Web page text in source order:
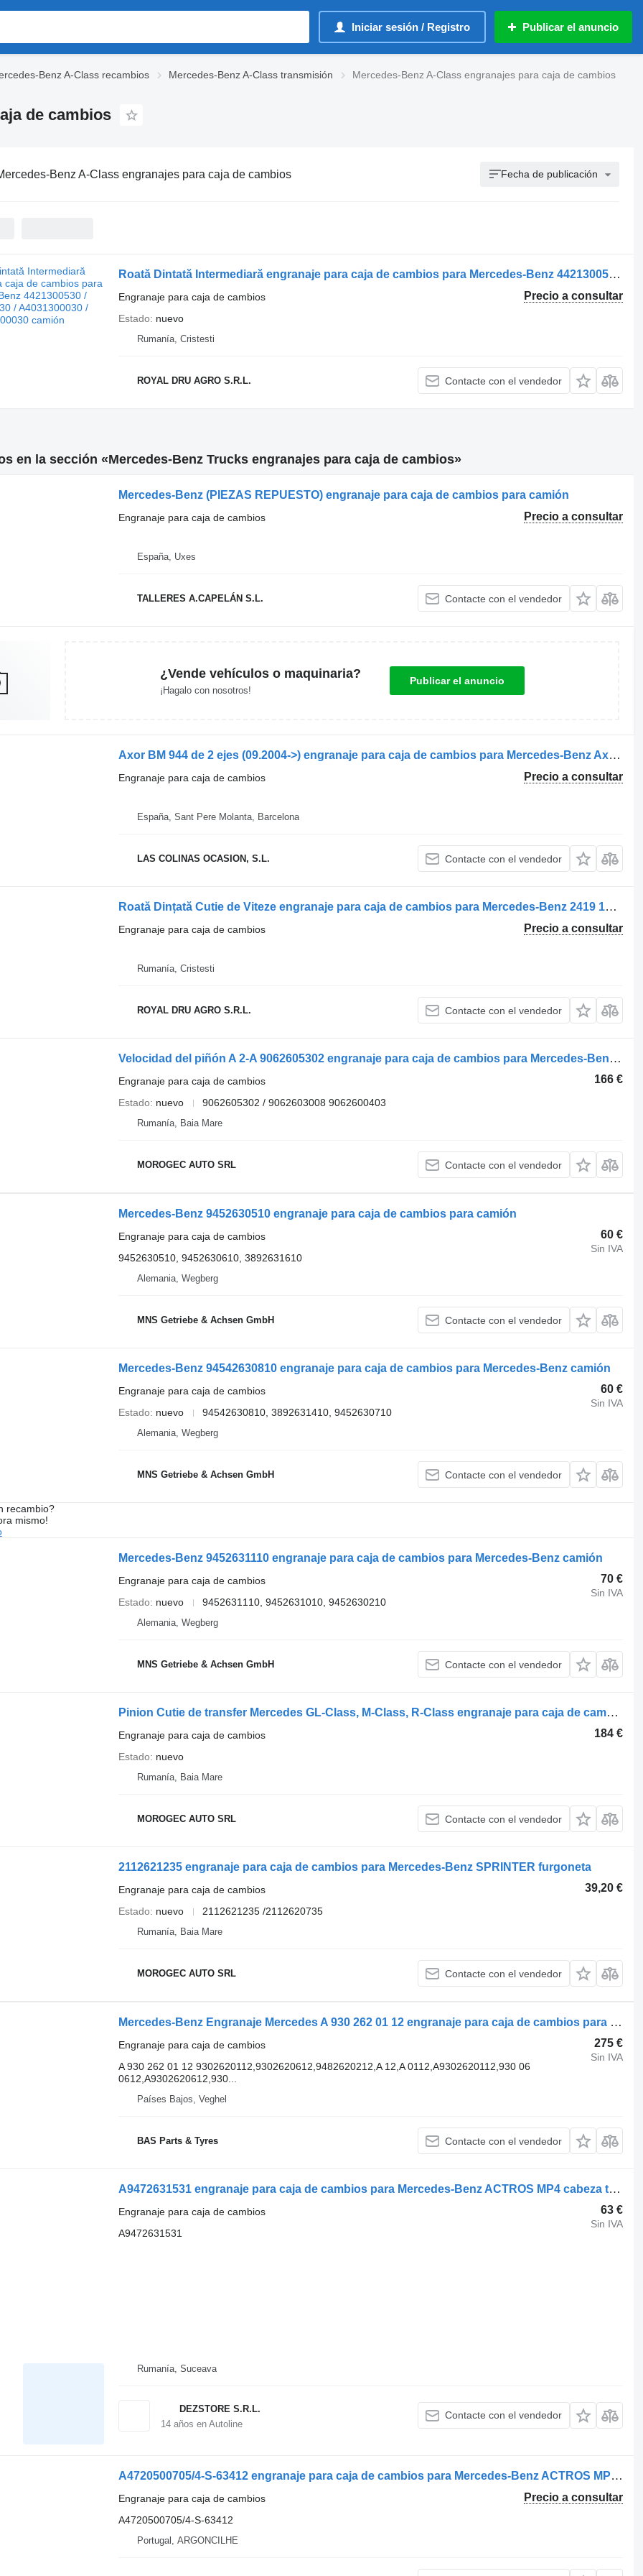
Iniciar sesión / Registro Publicar el anuncio
Benz A-Class recambios Mercedes-Benz A-Class transmisión Mercedes-Benz A-Class engranajes para caja de cambios
de cambios
Benz A-Class engranajes para caja de cambios Fecha de publicación
Roată Dintată Intermediară engranaje para caja de cambios para Mercedes-Benz 4421300530 / A4421300530 / A4031300030 / 4031300030 camión
Precio a consultar
Engranaje para caja de cambios
Estado
nuevo
Rumanía, Cristesti
ROYAL DRU AGRO S.R.L. Contacte con el vendedor
en la sección «Mercedes-Benz Trucks engranajes para caja de cambios»
Mercedes-Benz (PIEZAS REPUESTO) engranaje para caja de cambios para camión
Precio a consultar
Engranaje para caja de cambios
España, Uxes
TALLERES A.CAPELÁN S.L. Contacte con el vendedor
¿Vende vehículos o maquinaria?
¡Hagalo con nosotros!
Publicar el anuncio
Axor BM 944 de 2 ejes (09.2004->) engranaje para caja de cambios para Mercedes-Benz Axor 2-Ejes BM 944 (09.2004->) camión
Precio a consultar
Engranaje para caja de cambios
España, Sant Pere Molanta, Barcelona
LAS COLINAS OCASION, S.L. Contacte con el vendedor
Roată Dințată Cutie de Viteze engranaje para caja de cambios para Mercedes-Benz 2419 14726 camión
Precio a consultar
Engranaje para caja de cambios
Rumanía, Cristesti
ROYAL DRU AGRO S.R.L. Contacte con el vendedor
Velocidad del piñón A 2-A 9062605302 engranaje para caja de cambios para Mercedes-Benz Sprinter furgoneta
166 €
Engranaje para caja de cambios
Estado
nuevo 9062605302 / 9062603008 9062600403
Rumanía, Baia Mare
MOROGEC AUTO SRL Contacte con el vendedor
Mercedes-Benz 9452630510 engranaje para caja de cambios para camión
60 €
Sin IVA
Engranaje para caja de cambios
9452630510, 9452630610, 3892631610
Alemania, Wegberg
MNS Getriebe & Achsen GmbH Contacte con el vendedor
Mercedes-Benz 94542630810 engranaje para caja de cambios para Mercedes-Benz camión
60 €
Sin IVA
Engranaje para caja de cambios
Estado
nuevo 94542630810, 3892631410, 9452630710
Alemania, Wegberg
MNS Getriebe & Achsen GmbH Contacte con el vendedor
recambio?
mismo!
Mercedes-Benz 9452631110 engranaje para caja de cambios para Mercedes-Benz camión
70 €
Sin IVA
Engranaje para caja de cambios
Estado
nuevo 9452631110, 9452631010, 9452630210
Alemania, Wegberg
MNS Getriebe & Achsen GmbH Contacte con el vendedor
Pinion Cutie de transfer Mercedes GL-Class, M-Class, R-Class engranaje para caja de cambios para Mercedes-Benz GL-Class, M-Class, R-Class coche
184 €
Engranaje para caja de cambios
Estado
nuevo
Rumanía, Baia Mare
MOROGEC AUTO SRL Contacte con el vendedor
2112621235 engranaje para caja de cambios para Mercedes-Benz SPRINTER furgoneta
39,20 €
Engranaje para caja de cambios
Estado
nuevo 2112621235 /2112620735
Rumanía, Baia Mare
MOROGEC AUTO SRL Contacte con el vendedor
Mercedes-Benz Engranaje Mercedes A 930 262 01 12 engranaje para caja de cambios para camión
275 €
Sin IVA
Engranaje para caja de cambios
A 930 262 01 12 9302620112,9302620612,9482620212,A 12,A 0112,A9302620112,930 06
0612,A9302620612,930...
Países Bajos, Veghel
BAS Parts & Tyres Contacte con el vendedor
A9472631531 engranaje para caja de cambios para Mercedes-Benz ACTROS MP4 cabeza tractora
63 €
Sin IVA
Engranaje para caja de cambios
A9472631531
Rumanía, Suceava
DEZSTORE S.R.L.
14años en Autoline
Contacte con el vendedor
A4720500705/4-S-63412 engranaje para caja de cambios para Mercedes-Benz ACTROS MP4 | 11 camión
Precio a consultar
Engranaje para caja de cambios
A4720500705/4-S-63412
Portugal, ARGONCILHE